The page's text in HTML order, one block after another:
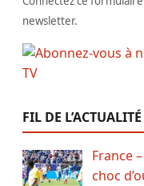
newsletter.
FIL DE
France
choc